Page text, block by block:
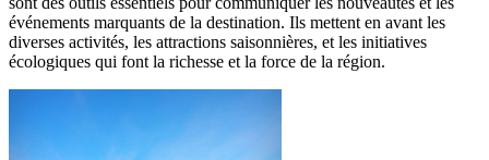
événements marquants de la destination. Ils mettent en avant les
diverses activités, les attractions saisonnières, et les initiatives
écologiques qui font la richesse et la force de la région.